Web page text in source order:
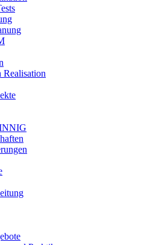
Realisation